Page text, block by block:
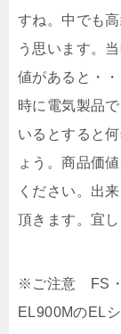
すね。中でも
う思います。
値があると・
時に電気製品
いるとすると
ょう。商品価
ください。出
頂きます。宜
※ご注意 FS・
EL900MのEL